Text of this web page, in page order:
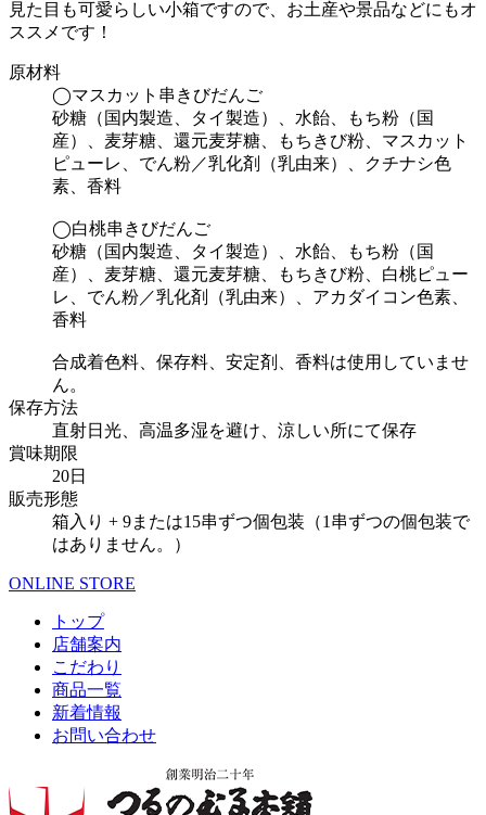
見た目も可愛らしい小箱ですので、お土産や景品などにもオ
ススメです！
原材料
◯マスカット串きびだんご
砂糖（国内製造、タイ製造）、水飴、もち粉（国
産）、麦芽糖、還元麦芽糖、もちきび粉、マスカット
ピューレ、でん粉／乳化剤（乳由来）、クチナシ色
素、香料
◯白桃串きびだんご
砂糖（国内製造、タイ製造）、水飴、もち粉（国
産）、麦芽糖、還元麦芽糖、もちきび粉、白桃ピュー
レ、でん粉／乳化剤（乳由来）、アカダイコン色素、
香料
合成着色料、保存料、安定剤、香料は使用していませ
ん。
保存方法
直射日光、高温多湿を避け、涼しい所にて保存
賞味期限
20日
販売形態
箱入り + 9または15串ずつ個包装（1串ずつの個包装で
はありません。）
ONLINE STORE
トップ
店舗案内
こだわり
商品一覧
新着情報
お問い合わせ